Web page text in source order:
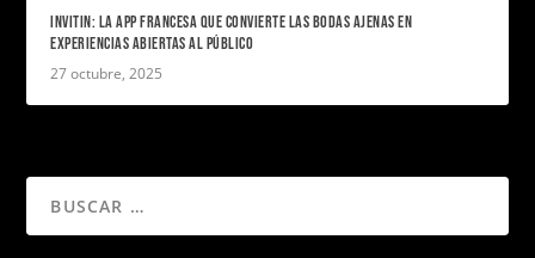
INVITIN: LA APP FRANCESA QUE CONVIERTE LAS BODAS AJENAS EN
EXPERIENCIAS ABIERTAS AL PÚBLICO
27 octubre, 2025